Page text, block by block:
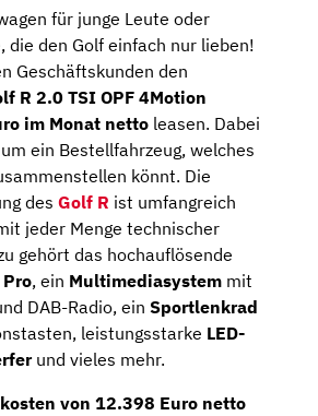
für junge Leute oder
die den Golf einfach nur lieben!
Geschäftskunden den
R 2.0 TSI OPF 4Motion
im Monat netto leasen. Dabei
ein Bestellfahrzeug, welches
könnt. Die
des Golf R ist umfangreich
jeder Menge technischer
gehört das hochauflösende
, ein Multimediasystem mit
DAB-Radio, ein Sportlenkrad
leistungsstarke LED-
und vieles mehr.
von 12.398 Euro netto